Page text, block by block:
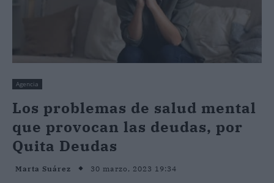
Agencia
Los problemas de salud mental
que provocan las deudas, por
Quita Deudas
Marta Suárez 30 marzo, 2023 19:34